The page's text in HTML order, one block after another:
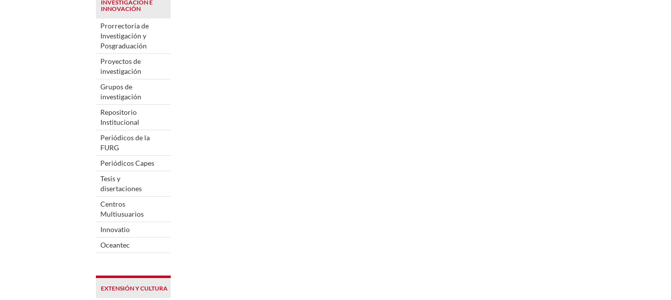
INVESTIGACIÓN E
INNOVACIÓN
Prorrectoría de
Investigación y
Posgraduación
Proyectos de
investigación
Grupos de
investigación
Repositorio
Institucional
Periódicos de la
FURG
Periódicos Capes
Tesis y
disertaciones
Centros
Multiusuarios
Innovatio
Oceantec
EXTENSIÓN Y CULTURA